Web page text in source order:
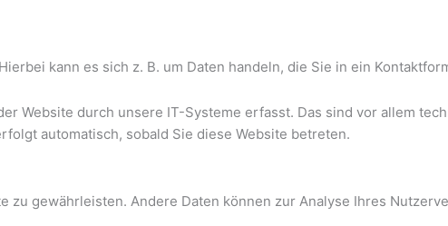
kann es sich z. B. um Daten handeln, die Sie in ein
Website durch unsere IT-Systeme erfasst. Das sind vor allem
automatisch, sobald Sie diese Website betreten.
gewährleisten. Andere Daten können zur Analyse Ihres